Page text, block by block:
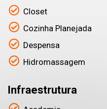
Closet
Cozinha Planejada
Despensa
Hidromassagem
Infraestrutura